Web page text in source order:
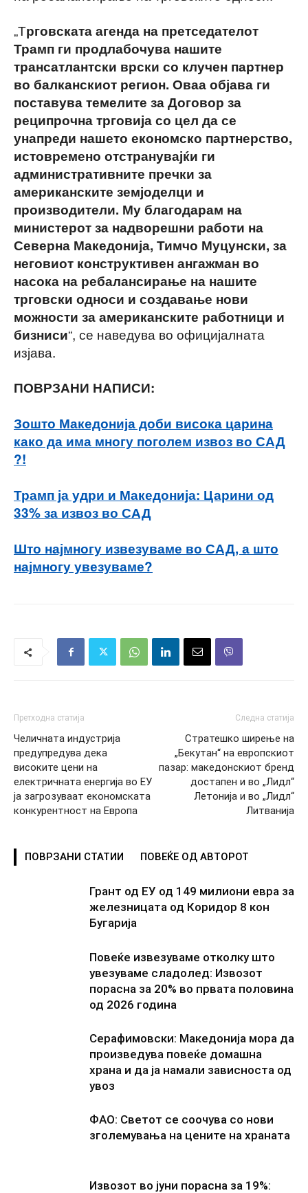
„Трговската агенда на претседателот
Трамп ги продлабочува нашите
трансатлантски врски со клучен партнер
во балканскиот регион. Оваа објава ги
поставува темелите за Договор за
реципрочна трговија со цел да се
унапреди нашето економско партнерство,
истовремено отстранувајќи ги
административните пречки за
американските земјоделци и
производители. Му благодарам на
министерот за надворешни работи на
Северна Македонија, Тимчо Муцунски, за
неговиот конструктивен ангажман во
насока на ребалансирање на нашите
трговски односи и создавање нови
можности за американските работници и
бизниси“, се наведува во официјалната
изјава.
ПОВРЗАНИ НАПИСИ:
Зошто Македонија доби висока царина
како да има многу поголем извоз во САД
?!
Трамп ја удри и Македонија: Царини од
33% за извоз во САД
Што најмногу извезуваме во САД, а што
најмногу увезуваме?
Претходна статија
Челичната индустрија
предупредува дека
високите цени на
електричната енергија во ЕУ
ја загрозуваат економската
конкурентност на Европа
Следна статија
Стратешко ширење на
„Бекутан“ на европскиот
пазар: македонскиот бренд
достапен и во „Лидл“
Летонија и во „Лидл“
Литванија
ПОВРЗАНИ СТАТИИ ПОВЕЌЕ ОД АВТОРОТ
Грант од ЕУ од 149 милиони евра за
железницата од Коридор 8 кон
Бугарија
Повеќе извезуваме отколку што
увезуваме сладолед: Извозот
порасна за 20% во првата половина
од 2026 година
Серафимовски: Македонија мора да
произведува повеќе домашна
храна и да ја намали зависноста од
увоз
ФАО: Светот се соочува со нови
зголемувања на цените на храната
Извозот во јуни порасна за 19%: